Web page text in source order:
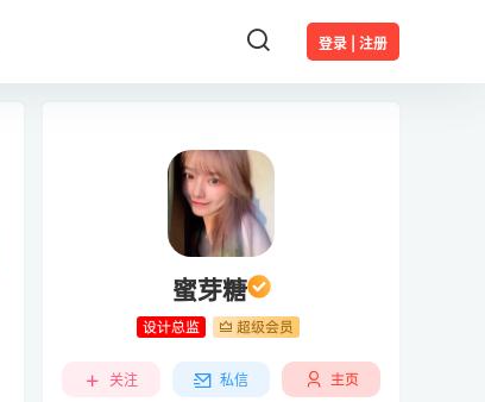
登录 | 注册
蜜芽糖
设计总监 超级会员
关注 私信 主页